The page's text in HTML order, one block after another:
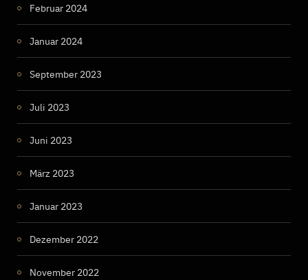
Februar 2024
Januar 2024
September 2023
Juli 2023
Juni 2023
März 2023
Januar 2023
Dezember 2022
November 2022